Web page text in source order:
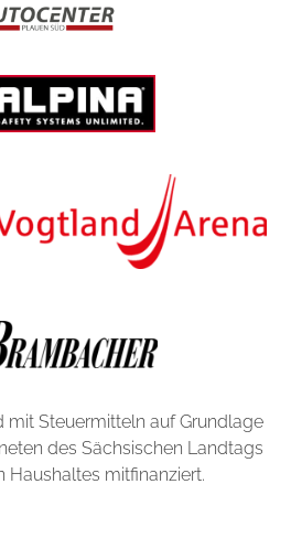
mit Steuermitteln auf Grundlage
des Sächsischen Landtags
Haushaltes mitfinanziert.